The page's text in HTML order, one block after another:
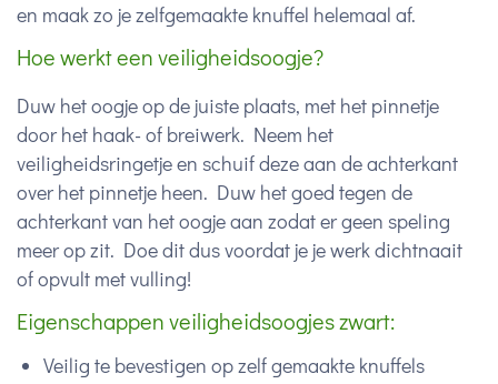
en maak zo je zelfgemaakte knuffel helemaal af.
Hoe werkt een veiligheidsoogje?
Duw het oogje op de juiste plaats, met het pinnetje
door het haak- of breiwerk. Neem het
veiligheidsringetje en schuif deze aan de achterkant
over het pinnetje heen. Duw het goed tegen de
achterkant van het oogje aan zodat er geen speling
meer op zit. Doe dit dus voordat je je werk dichtnaait
of opvult met vulling!
Eigenschappen veiligheidsoogjes zwart:
Veilig te bevestigen op zelf gemaakte knuffels